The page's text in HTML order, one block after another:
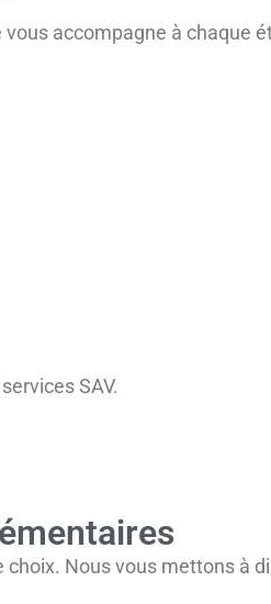
vous accompagne à chaque
SAV.
Nous vous mettons à